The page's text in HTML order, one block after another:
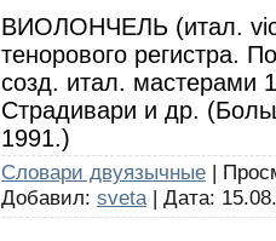
ВИОЛОНЧЕЛЬ (итал.
тенорового регистра.
созд. итал.
Страдивари и др.
1991.)
Словари двуязычные |
Добавил: sveta | Дата: